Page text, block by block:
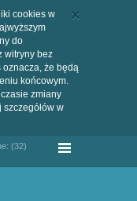
cookies w
do
witryny bez
oznacza, że będą
końcowym.
zmiany
w
(32)